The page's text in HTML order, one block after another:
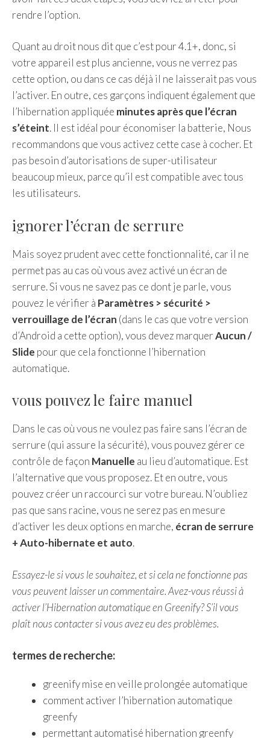
rendre l’option.
Quant au droit nous dit que c’est pour 4.1+, donc, si
votre appareil est plus ancienne, vous ne verrez pas
cette option, ou dans ce cas déjà il ne laisserait pas vous
l’activer. En outre, ces garçons indiquent également que
l’hibernation appliquée minutes après que l’écran
s’éteint. Il est idéal pour économiser la batterie, Nous
recommandons que vous activez cette case à cocher. Et
pas besoin d’autorisations de super-utilisateur
beaucoup mieux, parce qu’il est compatible avec tous
les utilisateurs.
ignorer l’écran de serrure
Mais soyez prudent avec cette fonctionnalité, car il ne
permet pas au cas où vous avez activé un écran de
serrure. Si vous ne savez pas ce dont je parle, vous
pouvez le vérifier à Paramètres > sécurité >
verrouillage de l’écran (dans le cas que votre version
d’Android a cette option), vous devez marquerAucun /
Slide pour que cela fonctionne l’hibernation
automatique.
vous pouvez le faire manuel
Dans le cas où vous ne voulez pas faire sans l’écran de
serrure (qui assure la sécurité), vous pouvez gérer ce
contrôle de façon Manuelle au lieu d’automatique. Est
l’alternative que vous proposez. Et en outre, vous
pouvez créer un raccourci sur votre bureau. N’oubliez
pas que sans racine, vous ne serez pas en mesure
d’activer les deux options en marche, écran de serrure
+ Auto-hibernate et auto.
Essayez-le si vous le souhaitez, et si cela ne fonctionne pas
vous peuvent laisser un commentaire. Avez-vous réussi à
activer l’Hibernation automatique en Greenify? S’il vous
plaît nous contacter si vous avez eu des problèmes.
termes de recherche:
greenify mise en veille prolongée automatique
comment activer l’hibernation automatique
greenfy
permettant automatisé hibernation greenfy